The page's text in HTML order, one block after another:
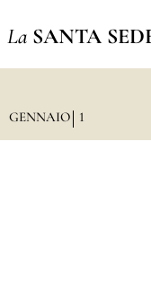
La SANTA
GENNAIO 1